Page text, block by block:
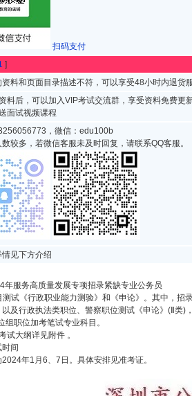
扫码支付
]
料和页面目录描述不符，可以享受48小时内退货
料后，可以加入VIP考试交流群，享受资料免费更
面试视频课程
，微信：edu100b
较多，若微信客服未及时回复，请联系QQ客服。
见下方介绍
年服务高质量发展专项招录紧缺专业公务员
测试《行政职业能力测验》和《申论》。其中，招
及行政执法类职位、警察职位测试《申论》(Ⅱ类)
组职位加考笔试专业科目。
试大纲详见附件 。
时间
年1月6、7日。具体安排见准考证。